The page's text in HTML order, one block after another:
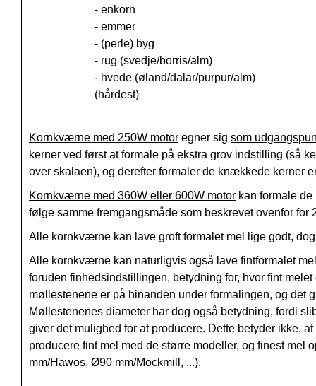
- enkorn
- emmer
- (perle) byg
- rug (svedje/borris/alm)
- hvede (øland/dalar/purpur/alm)
(hårdest)
Kornkværne med 250W motor egner sig som
kerner ved først at formale på ekstra grov indstilling (så
over skalaen), og derefter formaler de knækkede kerner
Kornkværne med 360W eller 600W motor kan formale
følge samme fremgangsmåde som beskrevet ovenfor for
Alle kornkværne kan lave groft formalet mel lige godt,
Alle kornkværne kan naturligvis også lave fintformalet
foruden finhedsindstillingen, betydning for, hvor fint
møllestenene er på hinanden under formalingen, og det
Møllestenenes diameter har dog også betydning, fordi
giver det mulighed for at producere. Dette betyder ikke,
producere fint mel med de større modeller, og finest
mm/Hawos, Ø90 mm/Mockmill, ...).